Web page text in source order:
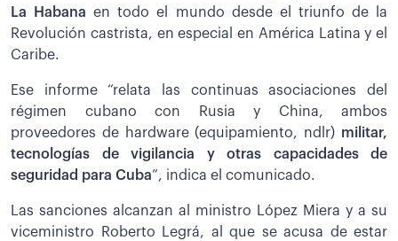
La Habana en todo el mundo desde el triunfo de la
Revolución castrista, en especial en América Latina y el
Caribe.
Ese informe “relata las continuas asociaciones del
régimen cubano con Rusia y China, ambos
proveedores de hardware (equipamiento, ndlr) militar,
tecnologías de vigilancia y otras capacidades de
seguridad para Cuba”, indica el comunicado.
Las sanciones alcanzan al ministro López Miera y a su
viceministro Roberto Legrá, al que se acusa de estar